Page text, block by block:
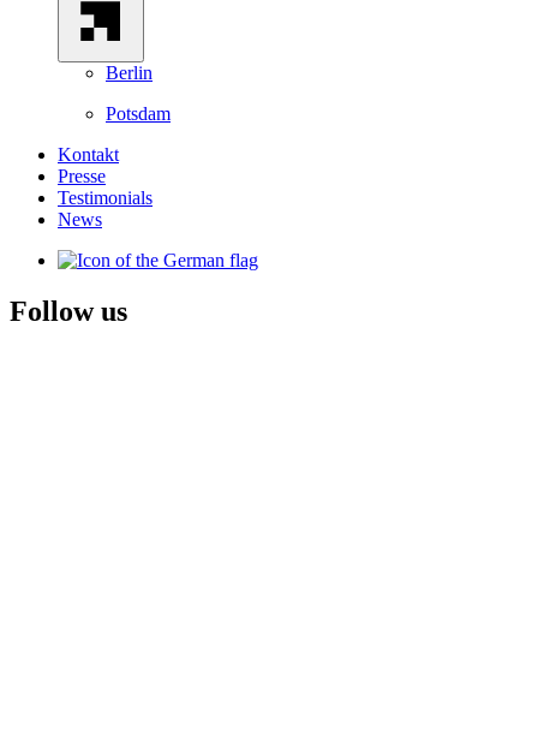
Berlin
Potsdam
Kontakt
Presse
Testimonials
News
Follow us